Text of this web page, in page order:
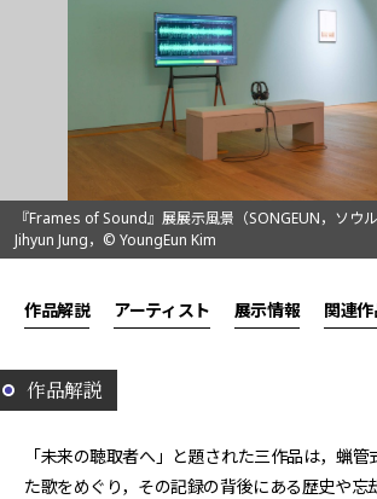
『Frames of Sound』展展示風景（SONGEUN，ソウ
Jihyun Jung，© YoungEun Kim
作品解説 アーティスト 展示情報 関連
作品解説
「未来の聴取者へ」と題された三作品は，蝋
た歌をめぐり，その記録の背後にある歴史や忘